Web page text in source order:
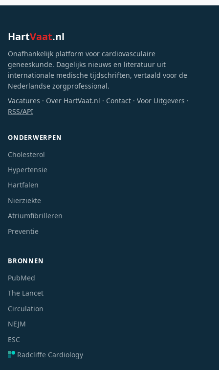
HartVaat.nl
Onafhankelijk platform voor cardiovasculaire
geneeskunde. Dagelijks nieuws en literatuur uit
internationale medische tijdschriften, vertaald voor de
Nederlandse zorgprofessional.
Vacatures · Over HartVaat.nl · Contact · Voor Uitgevers ·
RSS/API
ONDERWERPEN
Cholesterol
Hypertensie
Hartfalen
Nierziekte
Atriumfibrilleren
Preventie
BRONNEN
PubMed
The Lancet
Circulation
NEJM
ESC
Radcliffe Cardiology